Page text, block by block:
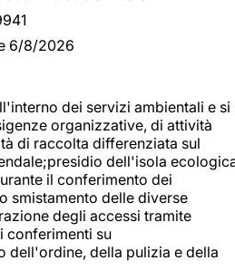
6/8/2026
dei servizi ambientali e si
organizzative, di attività
di raccolta differenziata sul
dell'isola
il conferimento dei
smistamento delle diverse
degli accessi tramite
conferimenti su
dell'ordine, della pulizia e della